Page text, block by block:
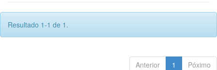
Resultado 1-1 de 1.
Anterior 1 Póximo